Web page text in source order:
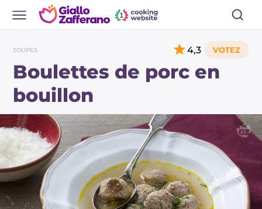
SOUPES
Boulettes de porc en
bouillon
4,3